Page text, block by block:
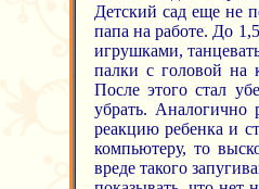
Детский сад еще не
папа на работе. До
игрушками,
палки с головой на
После этого стал
убрать. Аналогично
реакцию ребенка и
компьютеру, то
вреде такого